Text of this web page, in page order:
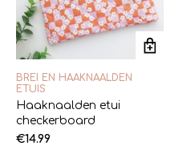
BREI EN HAAKNAALDEN
ETUIS
Haaknaalden etui
checkerboard
€14.99